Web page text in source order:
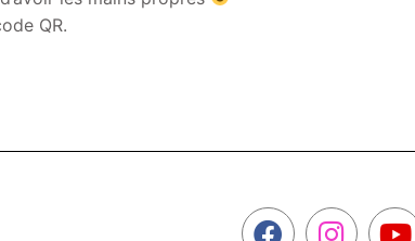
QR.
F
I
Y